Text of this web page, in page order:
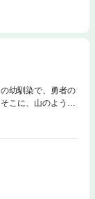
幼馴染で、勇者の
こに、山のように
る――！万物を全自
に領地防衛に臨